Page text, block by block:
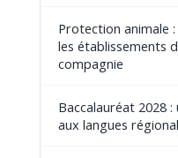
Protection animale
les établissements
compagnie
Baccalauréat 2028
aux langues